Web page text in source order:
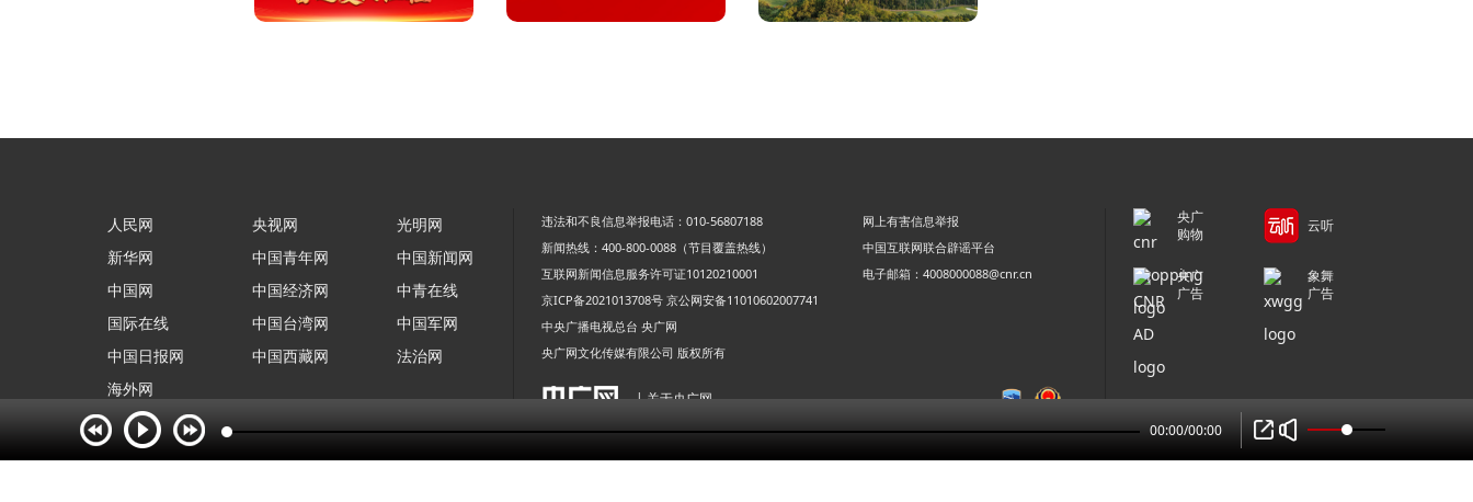
人民网
新华网
中国网
国际在线
中国日报网
海外网
央视网
中国青年网
中国经济网
中国台湾网
中国西藏网
光明网
中国新闻网
中青在线
中国军网
法治网
违法和不良信息举报电话：010-56807188
网上有害信息举报
新闻热线：400-800-0088（节目覆盖热线）
中国互联网联合辟谣平台
互联网新闻信息服务许可证10120210001
电子邮箱：4008000088@cnr.cn
京ICP备2021013708号 京公网安备11010602007741
中央广播电视总台 央广网
央广网文化传媒有限公司 版权所有
| 关于央广网
央广
购物
云听
央广
广告
象舞
广告
00:00/00:00